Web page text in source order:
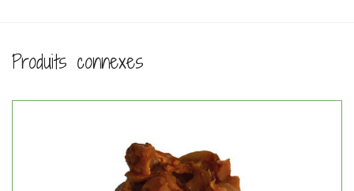
Faites chauffer un filet d'huile dans une poêle et faites frire le
Produits connexes